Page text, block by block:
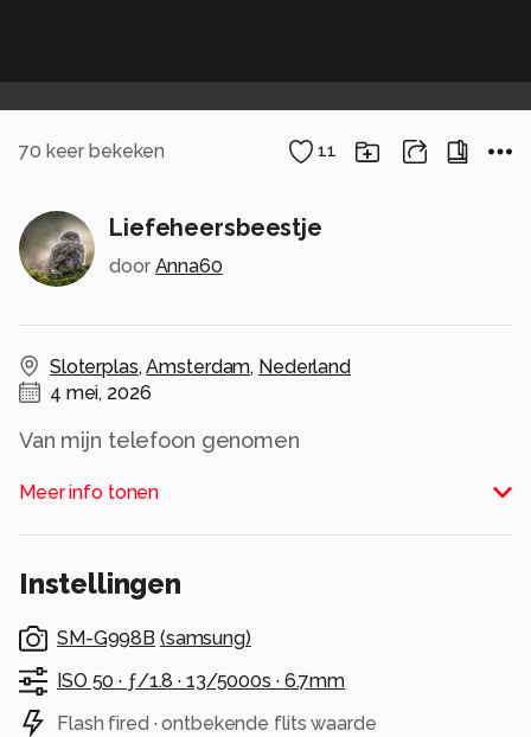
70 keer bekeken 11
Liefeheersbeestje
door Anna60
Sloterplas,Amsterdam, Nederland
4 mei, 2026
Van mijn telefoon genomen
Alle rechten voorbehouden
Meer info tonen
Instellingen
SM-G998B (samsung)
ISO 50 · ƒ/1.8 · 13/5000s · 6.7mm
Flash fired · ontbekende flits waarde